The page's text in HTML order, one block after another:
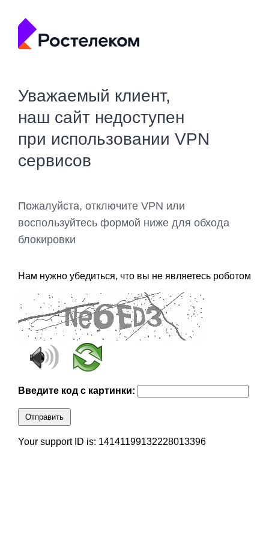
Уважаемый клиент,
наш сайт недоступен
при использовании VPN
сервисов
Пожалуйста, отключите VPN или
воспользуйтесь формой ниже для обхода
блокировки
Нам нужно убедиться, что вы не являетесь роботом
Введите код с картинки:
Отправить
Your support ID is: 14141199132228013396